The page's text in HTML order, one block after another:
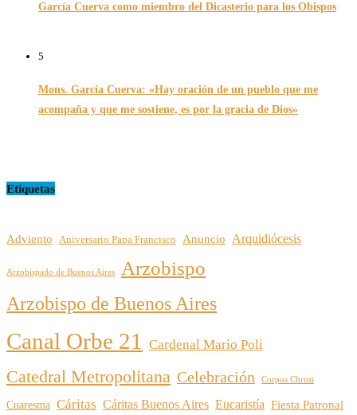
García Cuerva como miembro del Dicasterio para los Obispos
5
Mons. García Cuerva: «Hay oración de un pueblo que me
acompaña y que me sostiene, es por la gracia de Dios»
Etiquetas
Adviento Aniversario Papa Francisco Anuncio Arquidiócesis
Arzobispado de Buenos Aires Arzobispo
Arzobispo de Buenos Aires
Canal Orbe 21 Cardenal Mario Poli
Catedral Metropolitana Celebración Corpus Christi
Cuaresma Cáritas Cáritas Buenos Aires Eucaristía Fiesta Patronal